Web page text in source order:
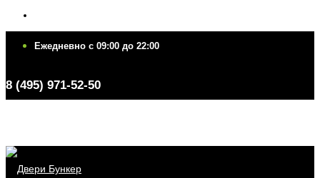
Ежедневно c 09:00 до 22:00
8 (495) 971-52-50